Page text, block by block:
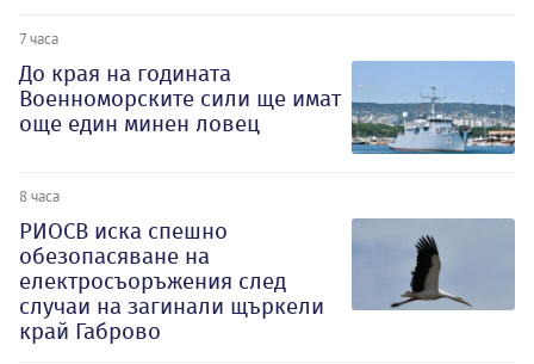
7 часа
До края на годината
Военноморските сили ще имат
още един минен ловец
8 часа
РИОСВ иска спешно
обезопасяване на
електросъоръжения след
случаи на загинали щъркели
край Габрово